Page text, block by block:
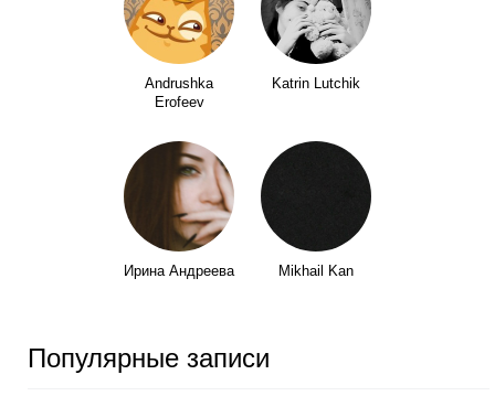
Andrushka
Erofeev
Katrin Lutchik
Ирина Андреева Mikhail Kan
Популярные записи